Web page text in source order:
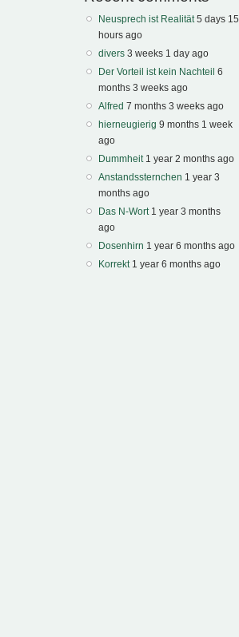
Neusprech ist Realität 5 days 15
hours ago
divers 3 weeks 1 day ago
Der Vorteil ist kein Nachteil 6
months 3 weeks ago
Alfred 7 months 3 weeks ago
hierneugierig 9 months 1 week
ago
Dummheit 1 year 2 months ago
Anstandssternchen 1 year 3
months ago
Das N-Wort 1 year 3 months
ago
Dosenhirn 1 year 6 months ago
Korrekt 1 year 6 months ago